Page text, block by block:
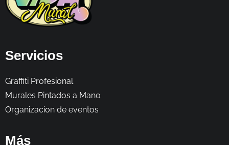
Servicios
Graffiti Profesional
Murales Pintados a Mano
Organizacion de eventos
Más